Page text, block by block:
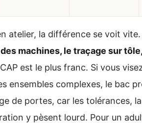
atelier, la différence se voit
machines, le traçage sur
est le plus franc. Si vous visez
ensembles complexes, le bac
de portes, car les tolérances,
y pèsent lourd. Pour un